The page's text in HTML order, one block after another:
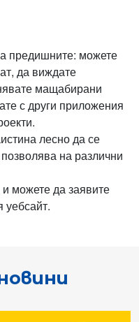
предишните: можете
да виждате
мащабирани
с други приложения
лесно да се
на различни
можете да заявите
уебсайт.